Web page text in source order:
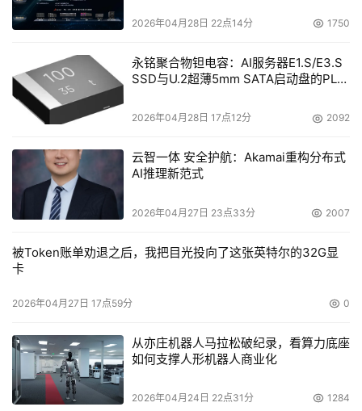
2026年04月28日 22点14分 1750
永铭聚合物钽电容：AI服务器E1.S/E3.S
SSD与U.2超薄5mm SATA启动盘的PLP
2026年04月28日 17点12分 2092
云智一体 安全护航：Akamai重构分布式
AI推理新范式
2026年04月27日 23点33分 2007
被Token账单劝退之后，我把目光投向了这张英特尔的32G显
卡
2026年04月27日 17点59分 0
从亦庄机器人马拉松破纪录，看算力底座
如何支撑人形机器人商业化
2026年04月24日 22点31分 1284